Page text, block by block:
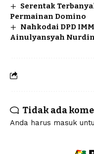
Serentak
Permainan Domino
Nahkodai DPD
Ainulyansyah Nurdin
Tidak ada
Anda harus masuk